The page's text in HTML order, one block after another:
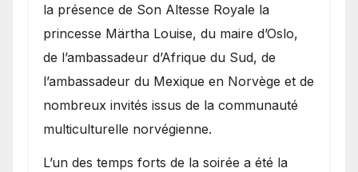
la présence de Son Altesse Royale la
princesse Märtha Louise, du maire d’Oslo,
de l’ambassadeur d’Afrique du Sud, de
l’ambassadeur du Mexique en Norvège et de
nombreux invités issus de la communauté
multiculturelle norvégienne.
​L’un des temps forts de la soirée a été la